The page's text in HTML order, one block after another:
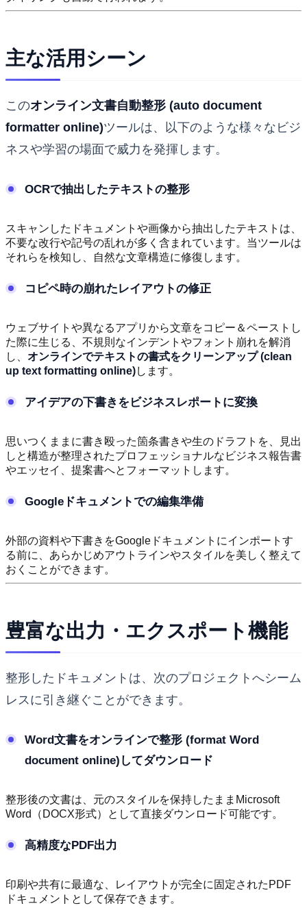
主な活用シーン
このオンライン文書自動整形 (auto document
formatter online)ツールは、以下のような様々なビジ
ネスや学習の場面で威力を発揮します。
OCRで抽出したテキストの整形
スキャンしたドキュメントや画像から抽出したテキストは、
不要な改行や記号の乱れが多く含まれています。当ツールは
それらを検知し、自然な文章構造に修復します。
コピペ時の崩れたレイアウトの修正
ウェブサイトや異なるアプリから文章をコピー＆ペーストし
た際に生じる、不規則なインデントやフォント崩れを解消
し、 オンラインでテキストの書式をクリーンアップ (clean
up text formatting online)します。
アイデアの下書きをビジネスレポートに変換
思いつくままに書き殴った箇条書きや生のドラフトを、見出
しと構造が整理されたプロフェッショナルなビジネス報告書
やエッセイ、提案書へとフォーマットします。
Googleドキュメントでの編集準備
外部の資料や下書きをGoogleドキュメントにインポートす
る前に、あらかじめアウトラインやスタイルを美しく整えて
おくことができます。
豊富な出力・エクスポート機能
整形したドキュメントは、次のプロジェクトへシーム
レスに引き継ぐことができます。
Word文書をオンラインで整形 (format Word
document online)してダウンロード
整形後の文書は、元のスタイルを保持したままMicrosoft
Word（DOCX形式）として直接ダウンロード可能です。
高精度なPDF出力
印刷や共有に最適な、レイアウトが完全に固定されたPDF
ドキュメントとして保存できます。